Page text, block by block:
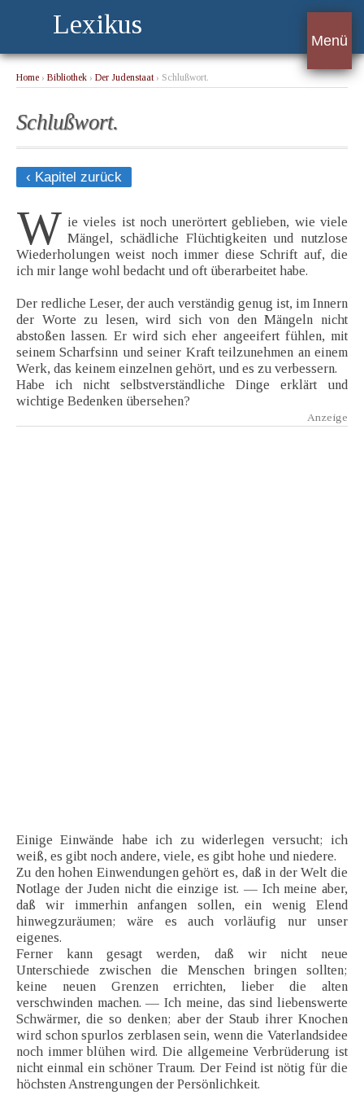
Lexikus
Menü
Home › Bibliothek › Der Judenstaat› Schlußwort.
Schlußwort.
‹ Kapitel zurück
W ie vieles ist noch unerörtert geblieben, wie viele
Mängel, schädliche Flüchtigkeiten und nutzlose
Wiederholungen weist noch immer diese Schrift auf, die
ich mir lange wohl bedacht und oft überarbeitet habe.
Der redliche Leser, der auch verständig genug ist, im Innern
der Worte zu lesen, wird sich von den Mängeln nicht
abstoßen lassen. Er wird sich eher angeeifert fühlen, mit
seinem Scharfsinn und seiner Kraft teilzunehmen an einem
Werk, das keinem einzelnen gehört, und es zu verbessern.
Habe ich nicht selbstverständliche Dinge erklärt und
wichtige Bedenken übersehen?
Einige Einwände habe ich zu widerlegen versucht; ich
weiß, es gibt noch andere, viele, es gibt hohe und niedere.
Zu den hohen Einwendungen gehört es, daß in der Welt die
Notlage der Juden nicht die einzige ist. — Ich meine aber,
daß wir immerhin anfangen sollen, ein wenig Elend
hinwegzuräumen; wäre es auch vorläufig nur unser
eigenes.
Ferner kann gesagt werden, daß wir nicht neue
Unterschiede zwischen die Menschen bringen sollten;
keine neuen Grenzen errichten, lieber die alten
verschwinden machen. — Ich meine, das sind liebenswerte
Schwärmer, die so denken; aber der Staub ihrer Knochen
wird schon spurlos zerblasen sein, wenn die Vaterlandsidee
noch immer blühen wird. Die allgemeine Verbrüderung ist
nicht einmal ein schöner Traum. Der Feind ist nötig für die
höchsten Anstrengungen der Persönlichkeit.